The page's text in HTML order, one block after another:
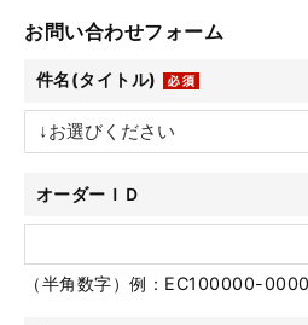
お問い合わせフォーム
件名(タイトル)
オーダーＩＤ
（半角数字）例：EC100000-